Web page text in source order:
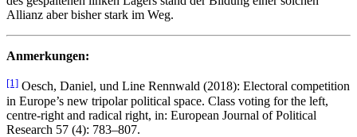
Allianz aber bisher stark im Weg.
Anmerkungen:
[1] Oesch, Daniel, und Line Rennwald (2018): Electoral competition
in Europe’s new tripolar political space. Class voting for the left,
centre-right and radical right, in: European Journal of Political
Research 57 (4): 783–807.